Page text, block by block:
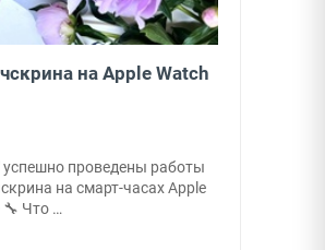
на Apple Watch
успешно проведены работы
на смарт-часах Apple
🔧 Что …